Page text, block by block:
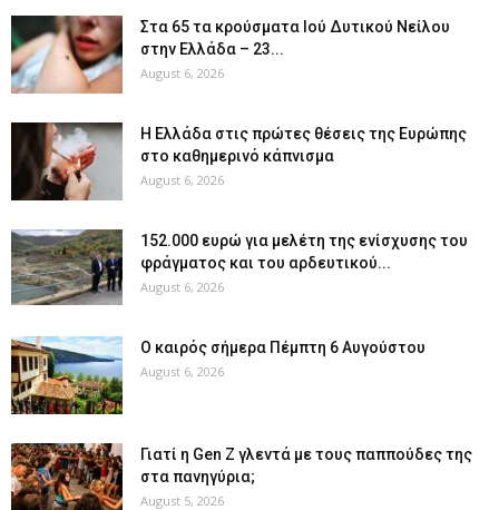
Στα 65 τα κρούσματα Ιού Δυτικού Νείλου
στην Ελλάδα – 23...
August 6, 2026
Η Ελλάδα στις πρώτες θέσεις της Ευρώπης
στο καθημερινό κάπνισμα
August 6, 2026
152.000 ευρώ για μελέτη της ενίσχυσης του
φράγματος και του αρδευτικού...
August 6, 2026
Ο καιρός σήμερα Πέμπτη 6 Αυγούστου
August 6, 2026
Γιατί η Gen Z γλεντά με τους παππούδες της
στα πανηγύρια;
August 5, 2026